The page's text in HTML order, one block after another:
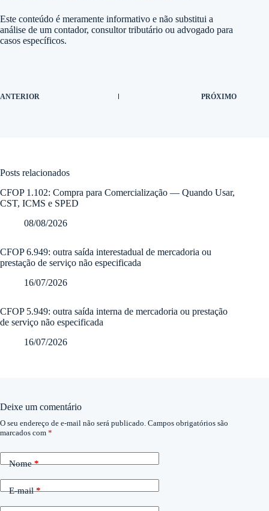
Este conteúdo é meramente informativo e não substitui a
análise de um contador, consultor tributário ou advogado para
casos específicos.
ANTERIOR PRÓXIMO
Posts relacionados
CFOP 1.102: Compra para Comercialização — Quando Usar,
CST, ICMS e SPED
08/08/2026
CFOP 6.949: outra saída interestadual de mercadoria ou
prestação de serviço não especificada
16/07/2026
CFOP 5.949: outra saída interna de mercadoria ou prestação
de serviço não especificada
16/07/2026
Deixe um comentário
O seu endereço de e-mail não será publicado. Campos obrigatórios são
marcados com *
Nome*
E-mail*